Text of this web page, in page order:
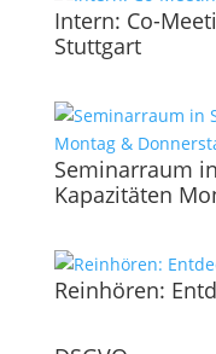
Intern: Co-
Stuttgart
Seminarraum
Kapazitäten
Reinhören: